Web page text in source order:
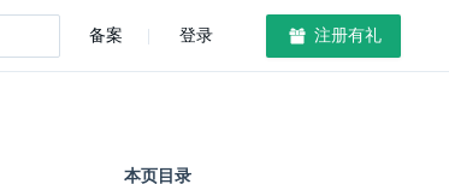
备案 登录 注册有礼
本页目录